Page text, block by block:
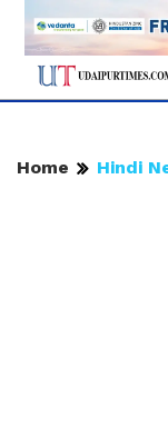
Home Hindi